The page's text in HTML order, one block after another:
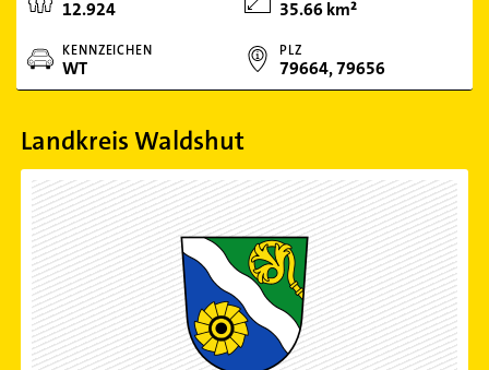
12.924 35.66 km²
KENNZEICHEN
WT
PLZ
79664, 79656
Landkreis Waldshut